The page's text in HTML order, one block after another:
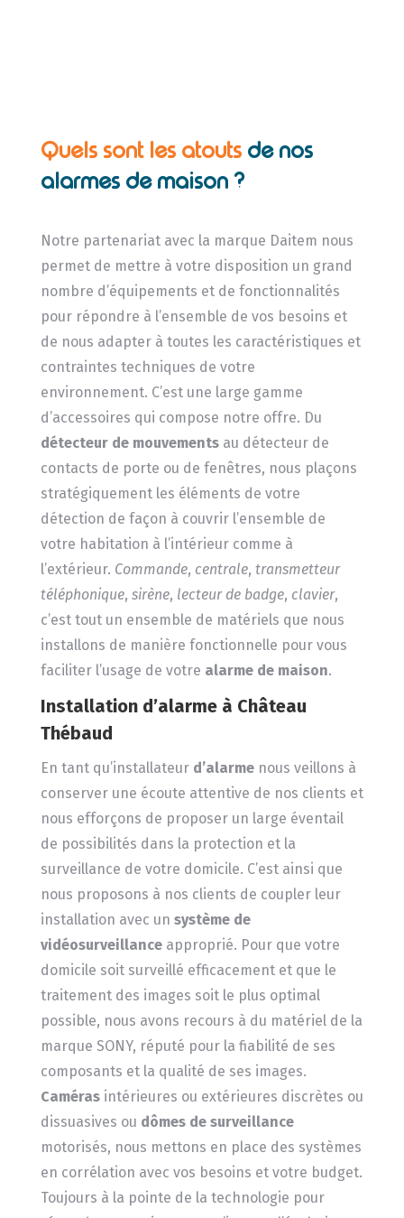
Quels sont les atouts de nos
alarmes de maison ?
Notre partenariat avec la marque Daitem nous
permet de mettre à votre disposition un grand
nombre d’équipements et de fonctionnalités
pour répondre à l’ensemble de vos besoins et
de nous adapter à toutes les caractéristiques et
contraintes techniques de votre
environnement. C’est une large gamme
d’accessoires qui compose notre offre. Du
détecteur de mouvementsau détecteur de
contacts de porte ou de fenêtres, nous plaçons
stratégiquement les éléments de votre
détection de façon à couvrir l’ensemble de
votre habitation à l’intérieur comme à
l’extérieur. Commande, centrale, transmetteur
téléphonique, sirène, lecteur de badge, clavier,
c’est tout un ensemble de matériels que nous
installons de manière fonctionnelle pour vous
faciliter l’usage de votre alarme de maison.
Installation d’alarme à Château
Thébaud
En tant qu’installateurd’alarme nous veillons à
conserver une écoute attentive de nos clients et
nous efforçons de proposer un large éventail
de possibilités dans la protection et la
surveillance de votre domicile. C’est ainsi que
nous proposons à nos clients de coupler leur
installation avec un système de
vidéosurveillanceapproprié. Pour que votre
domicile soit surveillé efficacement et que le
traitement des images soit le plus optimal
possible, nous avons recours à du matériel de la
marque SONY, réputé pour la fiabilité de ses
composants et la qualité de ses images.
Camérasintérieures ou extérieures discrètes ou
dissuasives ou dômes de surveillance
motorisés, nous mettons en place des systèmes
en corrélation avec vos besoins et votre budget.
Toujours à la pointe de la technologie pour